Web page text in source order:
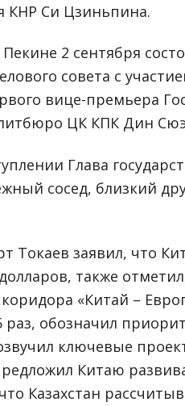
КНР Си Цзиньпина.
2 сентября
совета с
вице-премьера
ЦК КПК Дин
Глава
сосед, близкий
Токаев заявил, что
также
«Китай –
раз, обозначил
ключевые
Китаю
Казахстан